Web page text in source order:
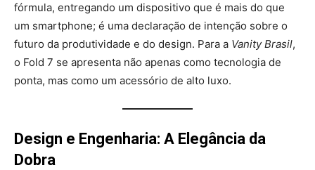
fórmula, entregando um dispositivo que é mais do que
um smartphone; é uma declaração de intenção sobre o
futuro da produtividade e do design. Para a Vanity Brasil,
o Fold 7 se apresenta não apenas como tecnologia de
ponta, mas como um acessório de alto luxo.
Design e Engenharia: A Elegância da
Dobra